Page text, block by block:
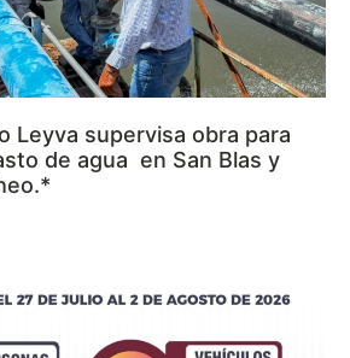
Leyva supervisa obra para
de agua en San Blas y